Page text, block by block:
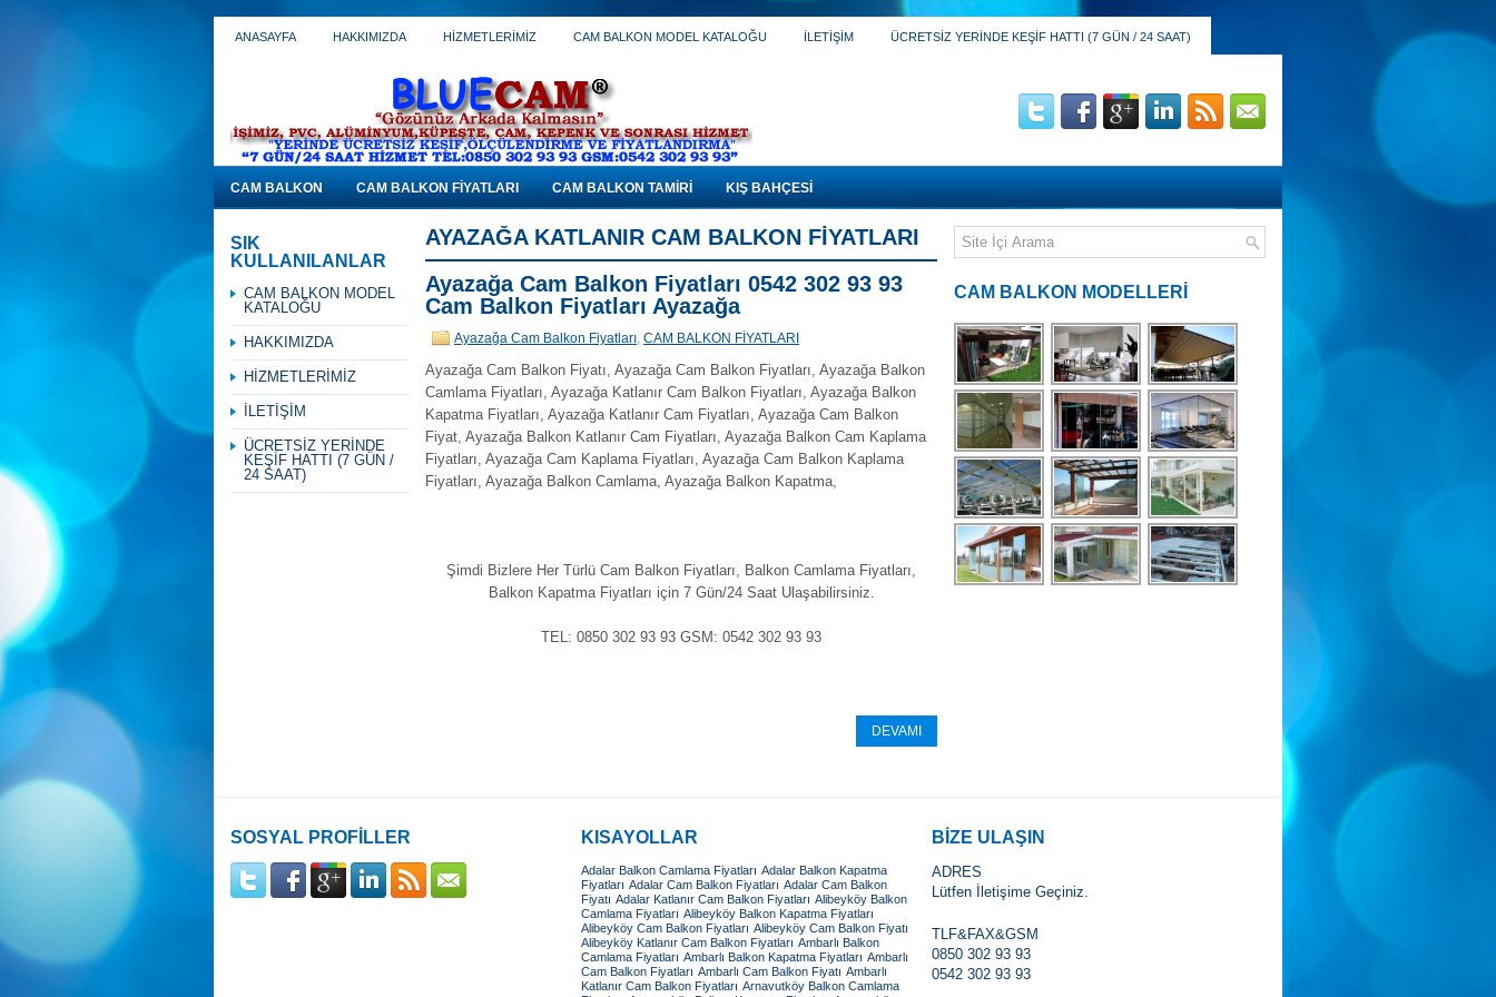
ANASAYFA HAKKIMIZDA HİZMETLERİMİZ CAM BALKON MODEL KATALOĞU İLETİŞİM ÜCRETSİZ YERİNDE KEŞİF HATTI (7 GÜN / 24 SAAT)
CAM BALKON CAM BALKON FİYATLARI CAM BALKON TAMİRİ KIŞ BAHÇESİ
AYAZAĞA KATLANIR CAM BALKON FIYATLARI
Ayazağa Cam Balkon Fiyatları 0542 302 93 93
Cam Balkon Fiyatları Ayazağa
Ayazağa Cam Balkon Fiyatları, CAM BALKON FİYATLARI
Ayazağa Cam Balkon Fiyatı, Ayazağa Cam Balkon Fiyatları, Ayazağa Balkon
Camlama Fiyatları, Ayazağa Katlanır Cam Balkon Fiyatları, Ayazağa Balkon
Kapatma Fiyatları, Ayazağa Katlanır Cam Fiyatları, Ayazağa Cam Balkon
Fiyat, Ayazağa Balkon Katlanır Cam Fiyatları, Ayazağa Balkon Cam Kaplama
Fiyatları, Ayazağa Cam Kaplama Fiyatları, Ayazağa Cam Balkon Kaplama
Fiyatları, Ayazağa Balkon Camlama, Ayazağa Balkon Kapatma,
Şimdi Bizlere Her Türlü Cam Balkon Fiyatları, Balkon Camlama Fiyatları,
Balkon Kapatma Fiyatları için 7 Gün/24 Saat Ulaşabilirsiniz.
TEL: 0850 302 93 93 GSM: 0542 302 93 93
DEVAMI
SIK
KULLANILANLAR
CAM BALKON MODEL
KATALOĞU
HAKKIMIZDA
HİZMETLERİMİZ
İLETİŞİM
ÜCRETSİZ YERİNDE
KEŞİF HATTI (7 GÜN /
24 SAAT)
CAM BALKON MODELLERİ
SOSYAL PROFİLLER KISAYOLLAR
Adalar Balkon Camlama Fiyatları Adalar Balkon Kapatma
Fiyatları Adalar Cam Balkon Fiyatları Adalar Cam Balkon
Fiyatı Adalar Katlanır Cam Balkon Fiyatları Alibeyköy Balkon
Camlama Fiyatları Alibeyköy Balkon Kapatma Fiyatları
Alibeyköy Cam Balkon Fiyatları Alibeyköy Cam Balkon Fiyatı
Alibeyköy Katlanır Cam Balkon Fiyatları Ambarlı Balkon
Camlama Fiyatları Ambarlı Balkon Kapatma Fiyatları Ambarlı
Cam Balkon Fiyatları Ambarlı Cam Balkon Fiyatı Ambarlı
Katlanır Cam Balkon Fiyatları Arnavutköy Balkon Camlama
BİZE ULAŞIN
ADRES
Lütfen İletişime Geçiniz.
TLF&FAX&GSM
0850 302 93 93
0542 302 93 93